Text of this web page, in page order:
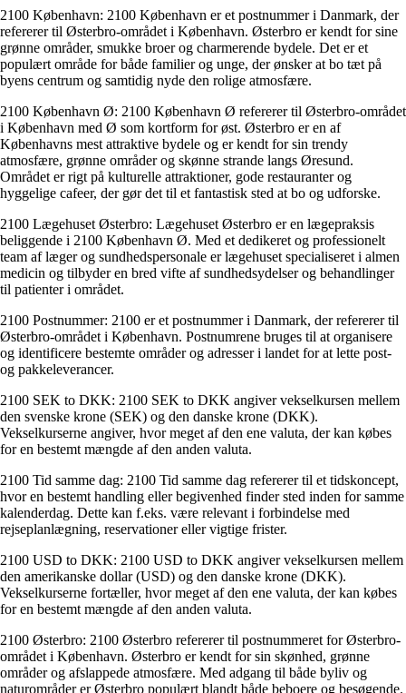
2100 København: 2100 København er et postnummer i Danmark, der
refererer til Østerbro-området i København. Østerbro er kendt for sine
grønne områder, smukke broer og charmerende bydele. Det er et
populært område for både familier og unge, der ønsker at bo tæt på
byens centrum og samtidig nyde den rolige atmosfære.
2100 København Ø: 2100 København Ø refererer til Østerbro-området
i København med Ø som kortform for øst. Østerbro er en af
Københavns mest attraktive bydele og er kendt for sin trendy
atmosfære, grønne områder og skønne strande langs Øresund.
Området er rigt på kulturelle attraktioner, gode restauranter og
hyggelige cafeer, der gør det til et fantastisk sted at bo og udforske.
2100 Lægehuset Østerbro: Lægehuset Østerbro er en lægepraksis
beliggende i 2100 København Ø. Med et dedikeret og professionelt
team af læger og sundhedspersonale er lægehuset specialiseret i almen
medicin og tilbyder en bred vifte af sundhedsydelser og behandlinger
til patienter i området.
2100 Postnummer: 2100 er et postnummer i Danmark, der refererer til
Østerbro-området i København. Postnumrene bruges til at organisere
og identificere bestemte områder og adresser i landet for at lette post-
og pakkeleverancer.
2100 SEK to DKK: 2100 SEK to DKK angiver vekselkursen mellem
den svenske krone (SEK) og den danske krone (DKK).
Vekselkurserne angiver, hvor meget af den ene valuta, der kan købes
for en bestemt mængde af den anden valuta.
2100 Tid samme dag: 2100 Tid samme dag refererer til et tidskoncept,
hvor en bestemt handling eller begivenhed finder sted inden for samme
kalenderdag. Dette kan f.eks. være relevant i forbindelse med
rejseplanlægning, reservationer eller vigtige frister.
2100 USD to DKK: 2100 USD to DKK angiver vekselkursen mellem
den amerikanske dollar (USD) og den danske krone (DKK).
Vekselkurserne fortæller, hvor meget af den ene valuta, der kan købes
for en bestemt mængde af den anden valuta.
2100 Østerbro: 2100 Østerbro refererer til postnummeret for Østerbro-
området i København. Østerbro er kendt for sin skønhed, grønne
områder og afslappede atmosfære. Med adgang til både byliv og
naturområder er Østerbro populært blandt både beboere og besøgende.